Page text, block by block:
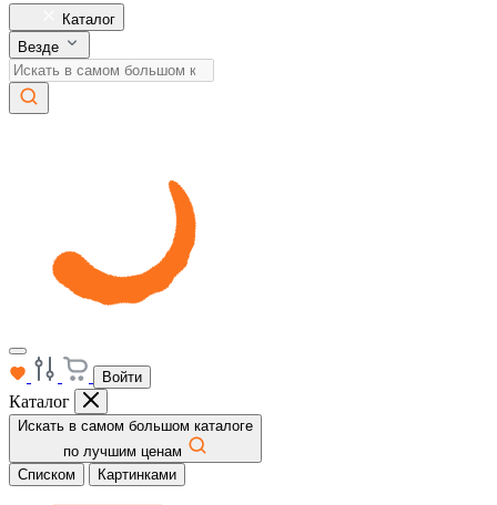
Каталог
Везде
Войти
Каталог
Искать в самом большом каталоге
по лучшим ценам
Списком
Картинками